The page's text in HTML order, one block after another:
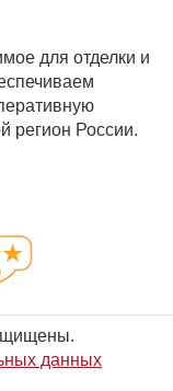
для отделки и
регион России.
данных